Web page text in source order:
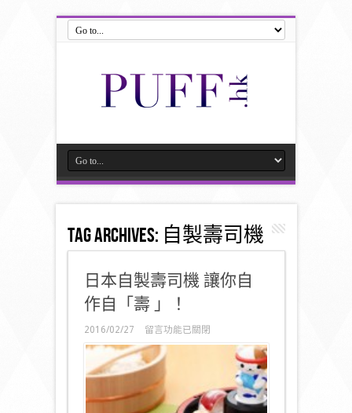
Tag Archives: 自製壽司機
日本自製壽司機 讓你自
作自「壽 」！
2016/02/27
在
〈日
本
自
製
壽
司
留言功能已關閉